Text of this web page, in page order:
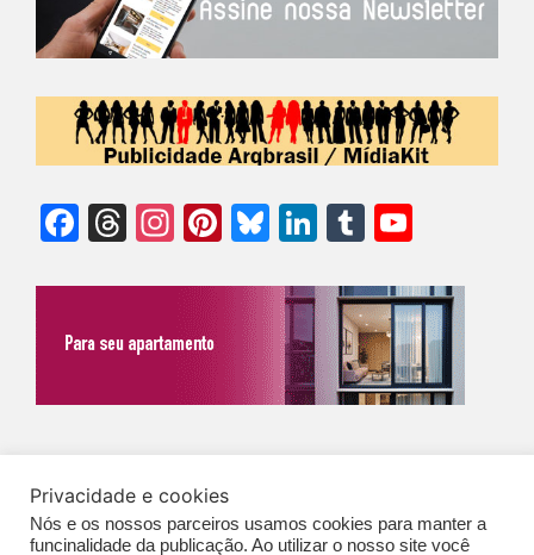
Facebook
Threads
Instagram
Pinterest
Bluesky
LinkedIn
Tumblr
Expediente|Contato|Newsletter
GERAIS DE PUBLICAÇÃO (CGP)
Privacidade e cookies
Nós e os nossos parceiros usamos cookies para manter a
funcinalidade da publicação. Ao utilizar o nosso site você